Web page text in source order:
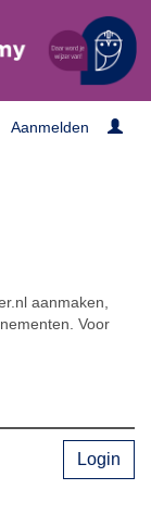
Aanmelden
aanmaken,
Voor
Login